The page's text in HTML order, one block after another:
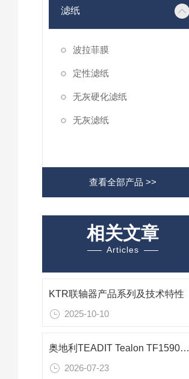
滤纸
波拉菲膜
定性滤纸
无灰硬化滤纸
无灰滤纸
查看全部产品 >>
相关文章
Articles
KTR联轴器产品系列及技术特性
2025-10-10
奥地利TEADIT Tealon TF1590密封垫片：精细化工行业高性能密封解决方案
2026-07-23